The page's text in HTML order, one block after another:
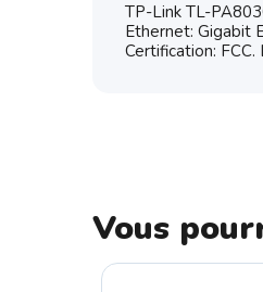
TP-Link TL-
Ethernet: Gigabit
Certification:
Vous